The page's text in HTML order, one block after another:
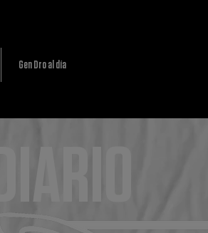
Gen Dro al día
DIARIO